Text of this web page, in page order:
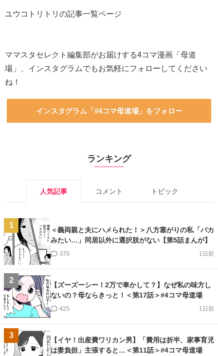
ユウコトリトリの記事一覧ページ
ママスタセレクト編集部がお届けする4コマ漫画「母道
場」、インスタグラムでもお気軽にフォローしてください
ね！
インスタグラム「#4コマ母道場」をフォロー
ランキング
人気記事 コメント トピック
1
＜義両親と夫にハメられた！＞八方塞がりの私「バカ
みたい…」同居以外に選択肢がない【第5話まんが】
1日前
370
2
【ズーズーシー！2万で車かして？】なぜ私の味方し
ないの？母ならきっと！＜第17話＞#4コマ母道場
1日前
425
3
【イヤ！出産費ワリカン男】「費用は折半、家事育児
は妻負担」主張すると…＜第11話＞#4コマ母道場